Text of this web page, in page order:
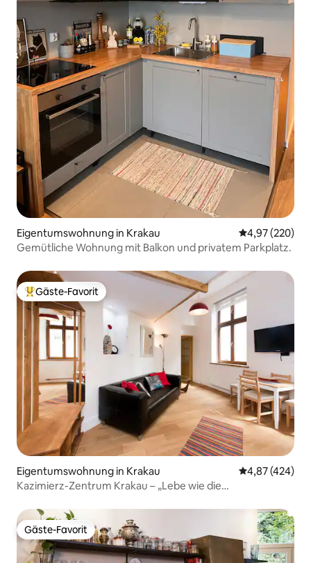
Eigentumswohnung in Krakau
4,97 (220)
Gemütliche Wohnung mit Balkon und privatem Parkplatz.
Beliebter Gäste-Favorit.
Gäste-Favorit
Eigentumswohnung in Krakau
4,87 (424)
Kazimierz-Zentrum Krakau – „Lebe wie die
Gäste-Favorit
Gäste-Favorit